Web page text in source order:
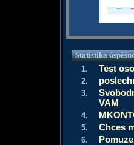
Statistika
1.
Test
2.
3.
VAM
4.
5. Chces
6.